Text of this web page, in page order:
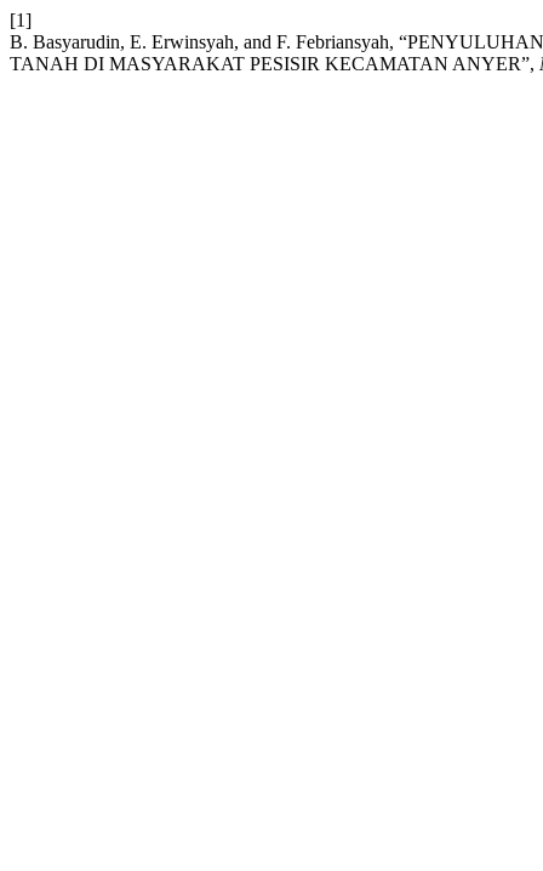
[1]
B. Basyarudin, E. Erwinsyah, and F. Febriansyah,
TANAH DI MASYARAKAT PESISIR KECAMATAN ANYER”,